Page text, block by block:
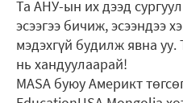
Та АНУ-ын их дээд
эсээгээ бичиж, эсээндээ
мэдэхгүй будилж явна
нь хандуулаарай!
MASA буюу Америкт